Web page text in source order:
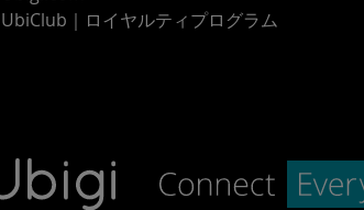
UbiClub｜ロイヤルティプログラム